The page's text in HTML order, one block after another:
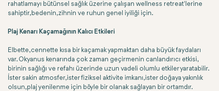
rahatlamayı bütünsel sağlık üzerine çalışan wellness retreat'lerine
sahiptir, bedenin, zihnin ve ruhun genel iyiliği için.
Plaj Kenarı Kaçamağının Kalıcı Etkileri
Elbette, cennette kısa bir kaçamak yapmaktan daha büyük faydaları
var. Okyanus kenarında çok zaman geçirmenin canlandırıcı etkisi,
birinin sağlığı ve refahı üzerinde uzun vadeli olumlu etkiler yaratabilir.
İster sakin atmosfer, ister fiziksel aktivite imkanı, ister doğaya yakınlık
olsun, plaj yenilenme için böyle bir olanak sağlayan bir ortamdır.